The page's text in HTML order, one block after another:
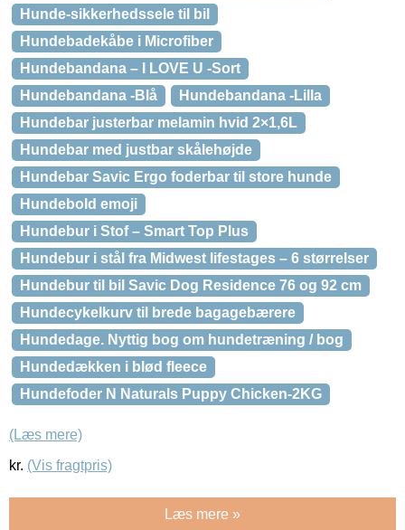
Hunde-sikkerhedssele til bil
Hundebadekåbe i Microfiber
Hundebandana – I LOVE U -Sort
Hundebandana -Blå
Hundebandana -Lilla
Hundebar justerbar melamin hvid 2×1,6L
Hundebar med justbar skålehøjde
Hundebar Savic Ergo foderbar til store hunde
Hundebold emoji
Hundebur i Stof – Smart Top Plus
Hundebur i stål fra Midwest lifestages – 6 størrelser
Hundebur til bil Savic Dog Residence 76 og 92 cm
Hundecykelkurv til brede bagagebærere
Hundedage. Nyttig bog om hundetræning / bog
Hundedækken i blød fleece
Hundefoder N Naturals Puppy Chicken-2KG
(Læs mere)
kr. (Vis fragtpris)
Læs mere »